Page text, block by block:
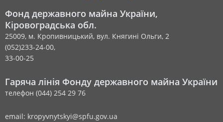
Фонд державного майна України,
Кіровоградська обл.
25009, м. Кропивницький, вул. Княгині Ольги, 2
(052)233-24-00,
33-00-25
Гаряча лінія Фонду державного майна України
телефон (044) 254 29 76
email: kropyvnytskyi@spfu.gov.ua